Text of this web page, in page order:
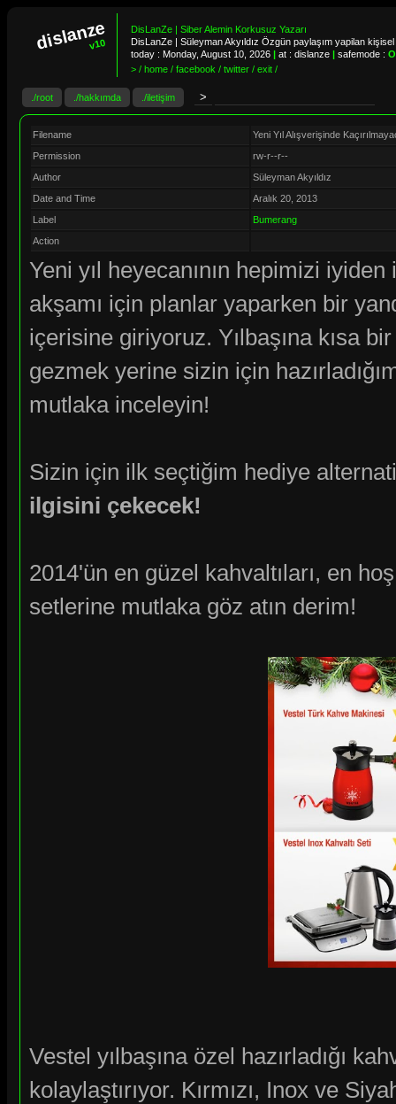
dislanze
v10
DisLanZe | Siber Alemin Korkusuz Yazarı
DisLanZe | Süleyman Akyıldız Özgün paylaşım yapilan
today : Monday, August 10, 2026 at : dislanze safemode :
> / home / facebook / twitter / exit /
./root ./hakkımda ./iletişim
Filename
Yeni Yıl Alışverişinde
Permission
rw-r--r--
Author
Süleyman Akyıldız
Date and Time
Aralık 20, 2013
Label
Bumerang
Action
Yeni yıl heyecanının hepimizi
akşamı için planlar yaparken bir
içerisine giriyoruz. Yılbaşına kısa
gezmek yerine sizin için
mutlaka inceleyin!
Sizin için ilk seçtiğim hediye
ilgisini çekecek!
2014'ün en güzel kahvaltıları, en
setlerine mutlaka göz atın derim!
Vestel yılbaşına özel hazırladığı
kolaylaştırıyor. Kırmızı, Inox ve